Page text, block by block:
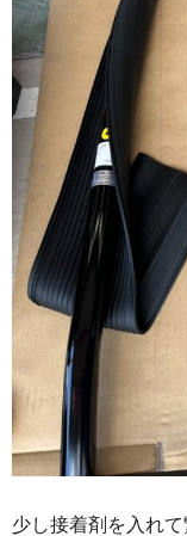
少し接着剤を入れ